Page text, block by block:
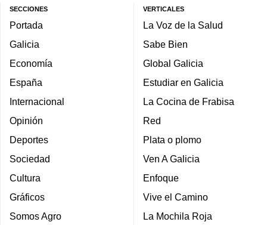
SECCIONES
Portada
Galicia
Economía
España
Internacional
Opinión
Deportes
Sociedad
Cultura
Gráficos
Somos Agro
VERTICALES
La Voz de la Salud
Sabe Bien
Global Galicia
Estudiar en Galicia
La Cocina de Frabisa
Red
Plata o plomo
Ven A Galicia
Enfoque
Vive el Camino
La Mochila Roja